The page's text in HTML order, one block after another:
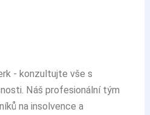
- konzultujte vše s
Náš profesionální tým
na insolvence a